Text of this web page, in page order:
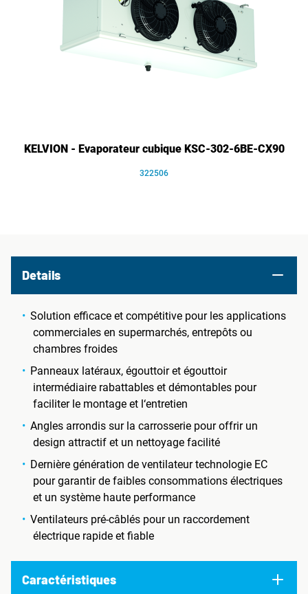
KELVION - Evaporateur cubique KSC-302-6BE-CX90
322506
Details
Solution efficace et compétitive pour les applications
commerciales en supermarchés, entrepôts ou
chambres froides
Panneaux latéraux, égouttoir et égouttoir
intermédiaire rabattables et démontables pour
faciliter le montage et l‘entretien
Angles arrondis sur la carrosserie pour offrir un
design attractif et un nettoyage facilité
Dernière génération de ventilateur technologie EC
pour garantir de faibles consommations électriques
et un système haute performance
Ventilateurs pré-câblés pour un raccordement
électrique rapide et fiable
Caractéristiques